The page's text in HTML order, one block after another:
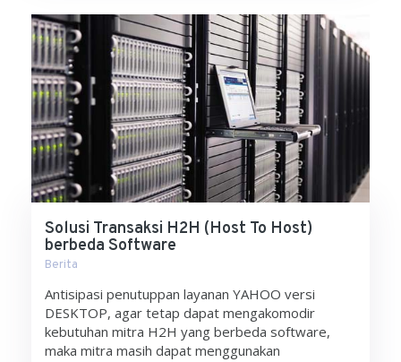
Solusi Transaksi H2H (Host To Host)
berbeda Software
Berita
Antisipasi penutuppan layanan YAHOO versi
DESKTOP, agar tetap dapat mengakomodir
kebutuhan mitra H2H yang berbeda software,
maka mitra masih dapat menggunakan